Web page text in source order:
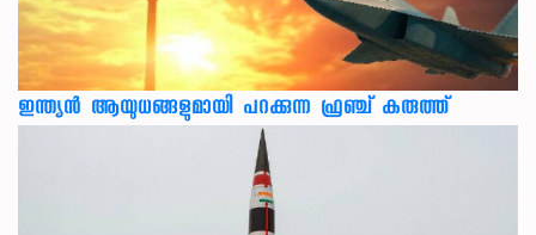
ഇന്ത്യൻ ആയുധങ്ങളുമായി പറക്കുന്ന ഫ്രഞ്ച് കരുത്ത്